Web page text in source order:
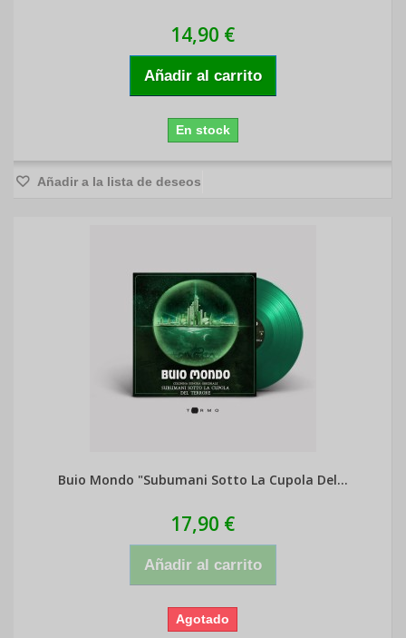
14,90 €
Añadir al carrito
En stock
Añadir a la lista de deseos
Buio Mondo "Subumani Sotto La Cupola Del...
17,90 €
Añadir al carrito
Agotado